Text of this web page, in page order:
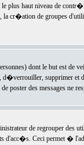
plus haut niveau de
la cr�ation de groupes
dont le but est de
d�verrouiller, supprimer
poster des messages ne
de regrouper des
d'acc�s. Ceci permet